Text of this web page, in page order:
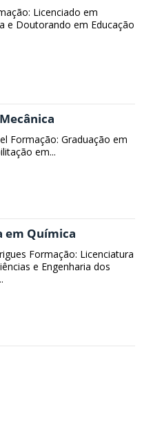
Licenciado em
e Doutorando em Educação
Formação: Graduação em
em...
em Química
Formação: Licenciatura
e Engenharia dos